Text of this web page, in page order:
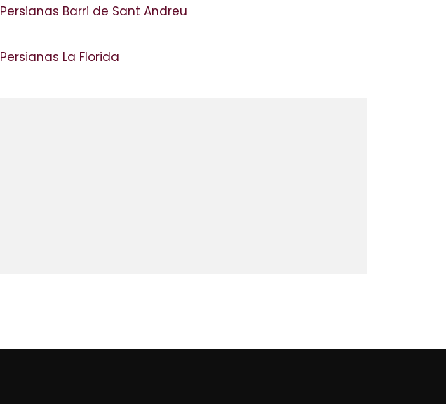
Persianas Barri de Sant Andreu
Persianas La Florida